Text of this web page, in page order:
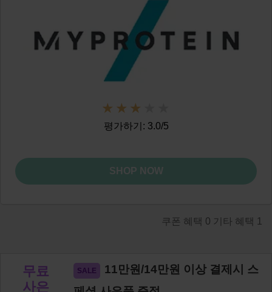
평가하기: 3.0/5
SHOP NOW
쿠폰 혜택 0 기타 혜택 1
무료
사은
11만원/14만원 이상 결제시 스